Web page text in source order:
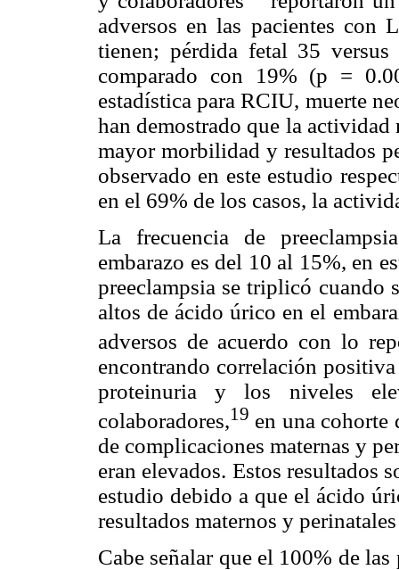
adversos en las pacientes con
tienen; pérdida fetal 35
comparado con 19% (p =
estadística para RCIU, muerte
han demostrado que la
mayor morbilidad y resultados
observado en este estudio
en el 69% de los casos, la
La frecuencia de
embarazo es del 10 al 15%, en
preeclampsia se triplicó cuando
altos de ácido úrico en el
adversos de acuerdo con lo
encontrando correlación
proteinuria y los niveles
colaboradores,19 en una cohorte
de complicaciones maternas y
eran elevados. Estos resultados
estudio debido a que el ácido
resultados maternos y
Cabe señalar que el 100% de